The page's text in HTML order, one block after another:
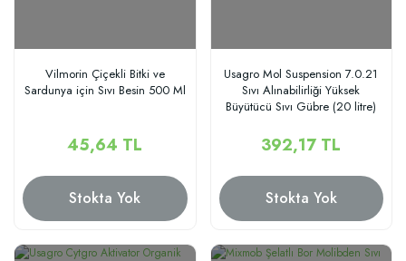
Vilmorin Çiçekli Bitki ve
Sardunya için Sıvı Besin 500 Ml
45,64 TL
Stokta Yok
Usagro Mol Suspension 7.0.21
Sıvı Alınabilirliği Yüksek
Büyütücü Sıvı Gübre (20 litre)
392,17 TL
Stokta Yok